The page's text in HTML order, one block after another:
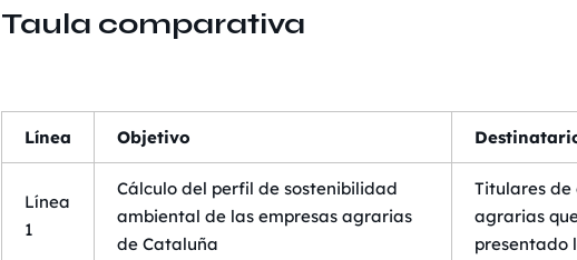
Taula comparativa
Línea Objetivo
Línea
1
Cálculo del perfil de sostenibilidad
ambiental de las empresas agrarias
de Cataluña
Titulares de
agrarias
presentado